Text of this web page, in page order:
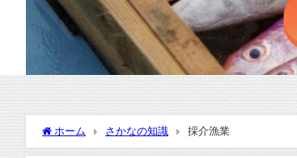
ホーム さかなの知識 採介漁業